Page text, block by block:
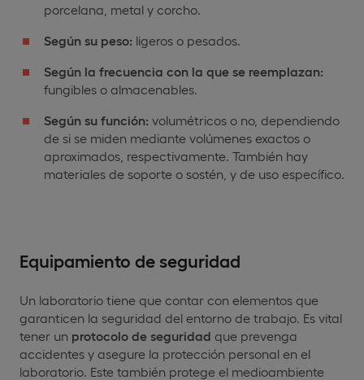
porcelana, metal y corcho.
Según su peso: ligeros o pesados.
Según la frecuencia con la que se reemplazan:
fungibles o almacenables.
Según su función: volumétricos o no, dependiendo
de si se miden mediante volúmenes exactos o
aproximados, respectivamente. También hay
materiales de soporte o sostén, y de uso específico.
Equipamiento de seguridad
Un laboratorio tiene que contar con elementos que
garanticen la seguridad del entorno de trabajo. Es vital
tener un protocolo de seguridad que prevenga
accidentes y asegure la protección personal en el
laboratorio. Este también protege el medioambiente